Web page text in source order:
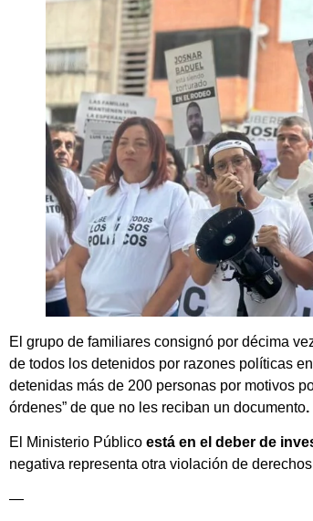
El grupo de familiares consignó por décima
de todos los detenidos por razones políticas
detenidas más de 200 personas por motivos
órdenes” de que no les reciban un documento.
El Ministerio Público está en el deber de
negativa representa otra violación de
—